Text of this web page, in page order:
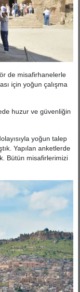
de misafirhanelerle
için yoğun çalışma
huzur ve güvenliğin
yoğun talep
Yapılan anketlerde
Bütün misafirlerimizi